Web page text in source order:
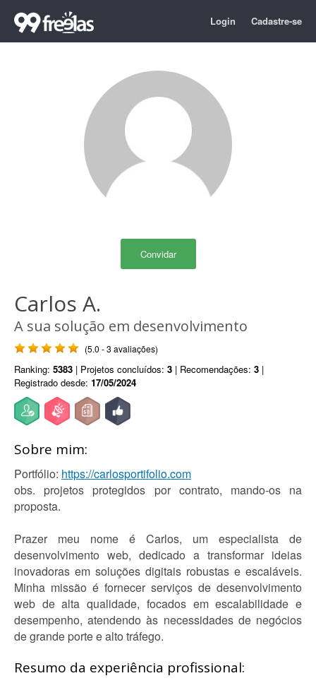
Login Cadastre-se
Convidar
Carlos A.
A sua solução em desenvolvimento
(5.0 - 3 avaliações)
Ranking: 5383 | Projetos concluídos: 3 | Recomendações: 3 |
Registrado desde: 17/05/2024
Sobre mim:
Portfólio: https://carlosportifolio.com
obs. projetos protegidos por contrato, mando-os na
proposta.
Prazer meu nome é Carlos, um especialista de
desenvolvimento web, dedicado a transformar ideias
inovadoras em soluções digitais robustas e escaláveis.
Minha missão é fornecer serviços de desenvolvimento
web de alta qualidade, focados em escalabilidade e
desempenho, atendendo às necessidades de negócios
de grande porte e alto tráfego.
Resumo da experiência profissional: